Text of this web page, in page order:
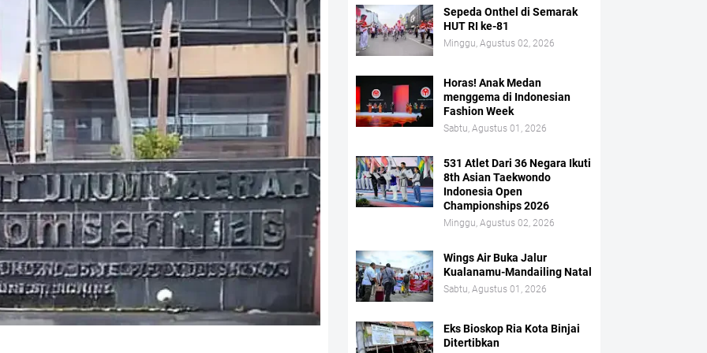
Sepeda Onthel di Semarak
HUT RI ke-81
Minggu, Agustus 02, 2026
Horas! Anak Medan
menggema di Indonesian
Fashion Week
Sabtu, Agustus 01, 2026
531 Atlet Dari 36 Negara Ikuti
8th Asian Taekwondo
Indonesia Open
Championships 2026
Minggu, Agustus 02, 2026
Wings Air Buka Jalur
Kualanamu-Mandailing Natal
Sabtu, Agustus 01, 2026
Eks Bioskop Ria Kota Binjai
Ditertibkan